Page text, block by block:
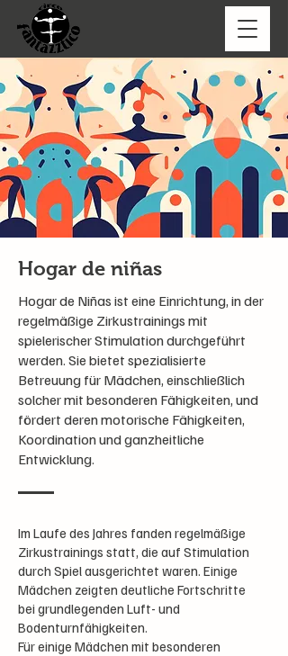
Hogar de niñas
Hogar de Niñas ist eine Einrichtung, in der
regelmäßige Zirkustrainings mit
spielerischer Stimulation durchgeführt
werden. Sie bietet spezialisierte
Betreuung für Mädchen, einschließlich
solcher mit besonderen Fähigkeiten, und
fördert deren motorische Fähigkeiten,
Koordination und ganzheitliche
Entwicklung.
Im Laufe des Jahres fanden regelmäßige
Zirkustrainings statt, die auf Stimulation
durch Spiel ausgerichtet waren. Einige
Mädchen zeigten deutliche Fortschritte
bei grundlegenden Luft- und
Bodenturnfähigkeiten.
Für einige Mädchen mit besonderen